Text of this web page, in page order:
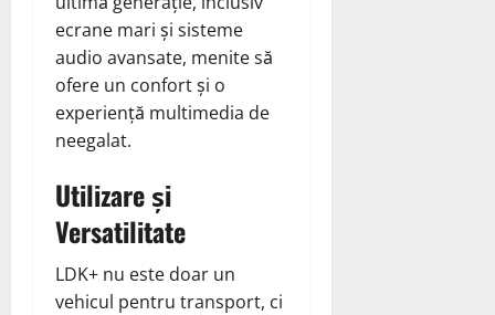
ecrane mari și sisteme
audio avansate, menite să
ofere un confort și o
experiență multimedia de
neegalat.
Utilizare și
Versatilitate
LDK+ nu este doar un
vehicul pentru transport, ci